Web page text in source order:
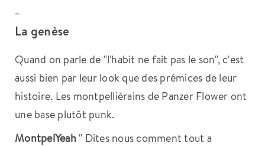
La genèse
Quand on parle de "l'habit ne fait pas le son", c'est
aussi bien par leur look que des prémices de leur
histoire. Les montpelliérains de Panzer Flower ont
une base plutôt punk.
MontpelYeah" Dites nous comment tout a